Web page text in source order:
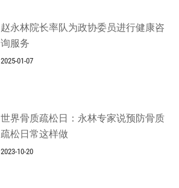
赵永林院长率队为政协委员进行健康咨
询服务
2025-01-07
世界骨质疏松日：永林专家说预防骨质
疏松日常这样做
2023-10-20